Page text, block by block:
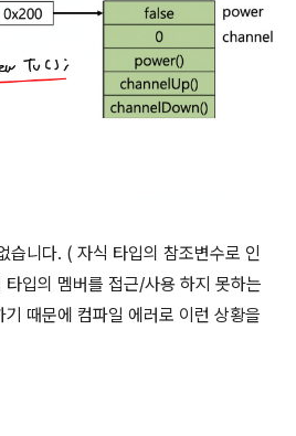
습니다. ( 자식 타입의 참조변수로 인
입의 멤버를 접근/사용 하지 못하는
때문에 컴파일 에러로 이런 상황을